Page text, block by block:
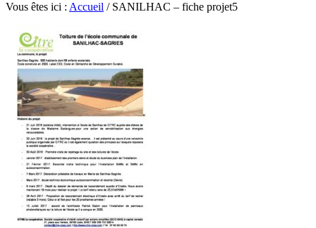
Vous êtes ici : Accueil / SANILHAC – fiche projet5